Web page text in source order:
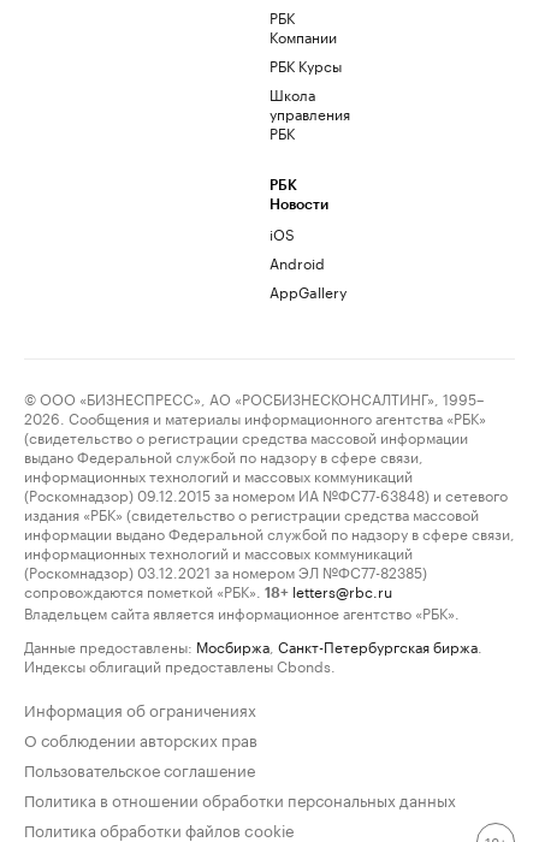
РБК
Компании
РБК Курсы
Школа
управления
РБК
РБК
Новости
iOS
Android
AppGallery
© ООО «БИЗНЕСПРЕСС», АО «РОСБИЗНЕСКОНСАЛТИНГ», 1995–
2026. Сообщения и материалы информационного агентства «РБК»
(свидетельство о регистрации средства массовой информации
выдано Федеральной службой по надзору в сфере связи,
информационных технологий и массовых коммуникаций
(Роскомнадзор) 09.12.2015 за номером ИА №ФС77-63848) и сетевого
издания «РБК» (свидетельство о регистрации средства массовой
информации выдано Федеральной службой по надзору в сфере связи,
информационных технологий и массовых коммуникаций
(Роскомнадзор) 03.12.2021 за номером ЭЛ №ФС77-82385)
сопровождаются пометкой «РБК».
18+ letters@rbc.ru
Владельцем сайта является информационное агентство «РБК».
Данные предоставлены: Мосбиржа Санкт-Петербургская биржа
Индексы облигаций предоставлены Cbonds.
Информация об ограничениях
О соблюдении авторских прав
Пользовательское соглашение
Политика в отношении обработки персональных данных
Политика обработки файлов cookie